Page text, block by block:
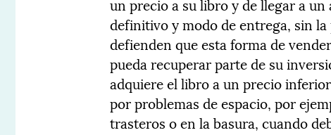
un precio a su libro y de llegar a
definitivo y modo de entrega, sin
defienden que esta forma de
pueda recuperar parte de su
adquiere el libro a un precio
por problemas de espacio, por
trasteros o en la basura, cuando